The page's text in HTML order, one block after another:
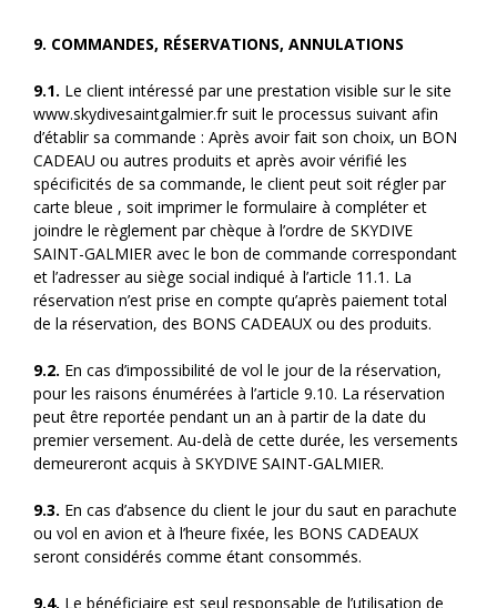
9. COMMANDES, RÉSERVATIONS, ANNULATIONS
9.1. Le client intéressé par une prestation visible sur le site
www.skydivesaintgalmier.fr suit le processus suivant afin
d’établir sa commande : Après avoir fait son choix, un BON
CADEAU ou autres produits et après avoir vérifié les
spécificités de sa commande, le client peut soit régler par
carte bleue , soit imprimer le formulaire à compléter et
joindre le règlement par chèque à l’ordre de SKYDIVE
SAINT-GALMIER avec le bon de commande correspondant
et l’adresser au siège social indiqué à l’article 11.1. La
réservation n’est prise en compte qu’après paiement total
de la réservation, des BONS CADEAUX ou des produits.
9.2. En cas d’impossibilité de vol le jour de la réservation,
pour les raisons énumérées à l’article 9.10. La réservation
peut être reportée pendant un an à partir de la date du
premier versement. Au-delà de cette durée, les versements
demeureront acquis à SKYDIVE SAINT-GALMIER.
9.3. En cas d’absence du client le jour du saut en parachute
ou vol en avion et à l’heure fixée, les BONS CADEAUX
seront considérés comme étant consommés.
9.4. Le bénéficiaire est seul responsable de l’utilisation de